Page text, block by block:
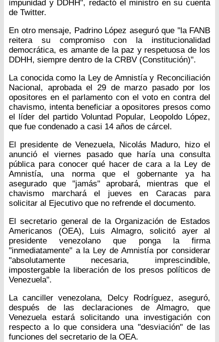
impunidad y DDHH", redactó el ministro en su cuenta
de Twitter.
En otro mensaje, Padrino López aseguró que "la FANB
reitera su compromiso con la institucionalidad
democrática, es amante de la paz y respetuosa de los
DDHH, siempre dentro de la CRBV (Constitución)".
La conocida como la Ley de Amnistía y Reconciliación
Nacional, aprobada el 29 de marzo pasado por los
opositores en el parlamento con el voto en contra del
chavismo, intenta beneficiar a opositores presos como
el líder del partido Voluntad Popular, Leopoldo López,
que fue condenado a casi 14 años de cárcel.
El presidente de Venezuela, Nicolás Maduro, hizo el
anunció el viernes pasado que haría una consulta
pública para conocer qué hacer de cara a la Ley de
Amnistía, una norma que el gobernante ya ha
asegurado que "jamás" aprobará, mientras que el
chavismo marchará el jueves en Caracas para
solicitar al Ejecutivo que no refrende el documento.
El secretario general de la Organización de Estados
Americanos (OEA), Luis Almagro, solicitó ayer al
presidente venezolano que ponga la firma
"inmediatamente" a la Ley de Amnistía por considerar
"absolutamente necesaria, imprescindible,
impostergable la liberación de los presos políticos de
Venezuela".
La canciller venezolana, Delcy Rodríguez, aseguró,
después de las declaraciones de Almagro, que
Venezuela estará solicitando una investigación con
respecto a lo que considera una "desviación" de las
funciones del secretario de la OEA.